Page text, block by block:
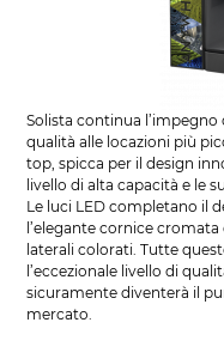
Solista continua
qualità alle locazioni più
top, spicca per il design
livello di alta capacità e le
Le luci LED completano il
l’elegante cornice cromata
laterali colorati. Tutte
l’eccezionale livello di
sicuramente diventerà il
mercato.